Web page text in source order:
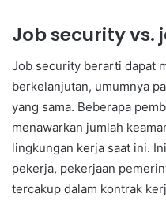
Job security vs.
Job security berarti dapat
berkelanjutan, umumnya
yang sama. Beberapa
menawarkan jumlah
lingkungan kerja saat ini.
pekerja, pekerjaan
tercakup dalam kontrak